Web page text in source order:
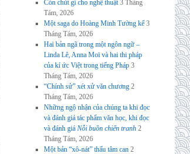
Còn chút gì cho nghệ thuật 3 Tháng
Tám, 2026
Một saga do Hoàng Minh Tường kể 3
Tháng Tám, 2026
Hai bản ngã trong một ngôn ngữ –
Linda Lê, Anna Moï và hai thi pháp
của kí ức Việt trong tiếng Pháp 3
Tháng Tám, 2026
“Chính sử” xét xử văn chương 2
Tháng Tám, 2026
Những ngộ nhận của chúng ta khi đọc
và đánh giá tác phẩm văn học, khi đọc
và đánh giá Nỗi buồn chiến tranh 2
Tháng Tám, 2026
Một bản “xô-nát” thấu tâm can 2